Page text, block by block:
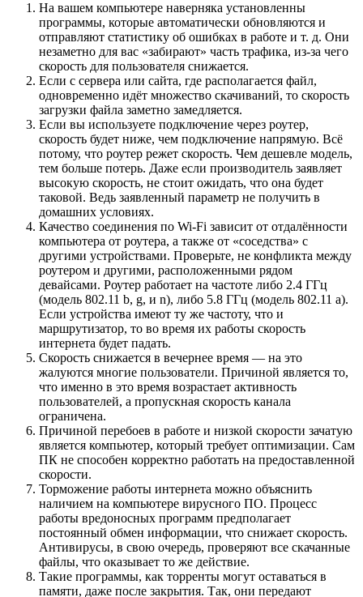
На вашем компьютере наверняка установленны
программы, которые автоматически обновляются и
отправляют статистику об ошибках в работе и т. д. Они
незаметно для вас «забирают» часть трафика, из-за чего
скорость для пользователя снижается.
Если с сервера или сайта, где располагается файл,
одновременно идёт множество скачиваний, то скорость
загрузки файла заметно замедляется.
Если вы используете подключение через роутер,
скорость будет ниже, чем подключение напрямую. Всё
потому, что роутер режет скорость. Чем дешевле модель,
тем больше потерь. Даже если производитель заявляет
высокую скорость, не стоит ожидать, что она будет
таковой. Ведь заявленный параметр не получить в
домашних условиях.
Качество соединения по Wi-Fi зависит от отдалённости
компьютера от роутера, а также от «соседства» с
другими устройствами. Проверьте, не конфликта между
роутером и другими, расположенными рядом
девайсами. Роутер работает на частоте либо 2.4 ГГц
(модель 802.11 b, g, и n), либо 5.8 ГГц (модель 802.11 a).
Если устройства имеют ту же частоту, что и
маршрутизатор, то во время их работы скорость
интернета будет падать.
Скорость снижается в вечернее время — на это
жалуются многие пользователи. Причиной является то,
что именно в это время возрастает активность
пользователей, а пропускная скорость канала
ограничена.
Причиной перебоев в работе и низкой скорости зачатую
является компьютер, который требует оптимизации. Сам
ПК не способен корректно работать на предоставленной
скорости.
Торможение работы интернета можно объяснить
наличием на компьютере вирусного ПО. Процесс
работы вредоносных программ предполагает
постоянный обмен информации, что снижает скорость.
Антивирусы, в свою очередь, проверяют все скачанные
файлы, что оказывает то же действие.
Такие программы, как торренты могут оставаться в
памяти, даже после закрытия. Так, они передают